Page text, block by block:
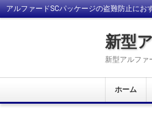
アルファードSCパッケージの盗難防止にお
新型
新型アルファ
ホーム